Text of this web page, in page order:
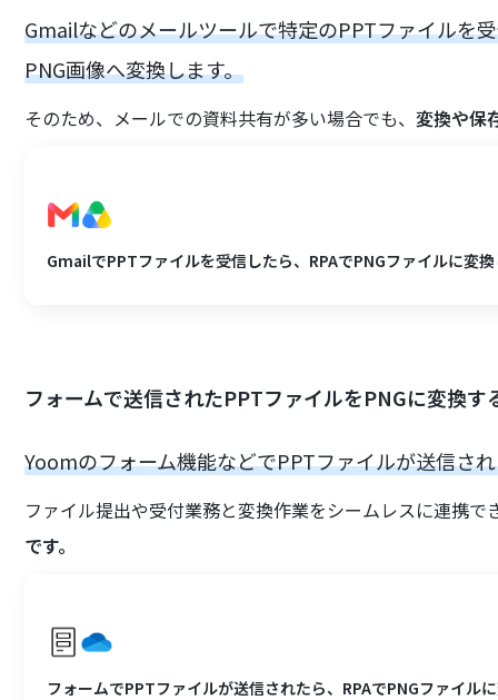
Gmailなどのメールツールで特定のPPTファイルを
PNG画像へ変換します。
そのため、メールでの資料共有が多い場合でも、変換や保
GmailでPPTファイルを受信したら、RPAでPNGファイルに変
フォームで送信されたPPTファイルをPNGに変換す
Yoomのフォーム機能などでPPTファイルが送信さ
ファイル提出や受付業務と変換作業をシームレスに連携で
です。
フォームでPPTファイルが送信されたら、RPAでPNGファイル